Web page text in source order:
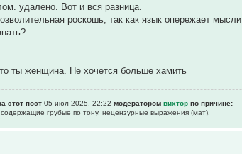
удалено. Вот и вся разница.
роскошь, так как язык опережает мысли.
ты женщина. Не хочется больше хамить
этот пост05 июл 2025, 22:22 модераторомвихтор по причине:
гpубые по тону, нецензурные выpажения (мат).